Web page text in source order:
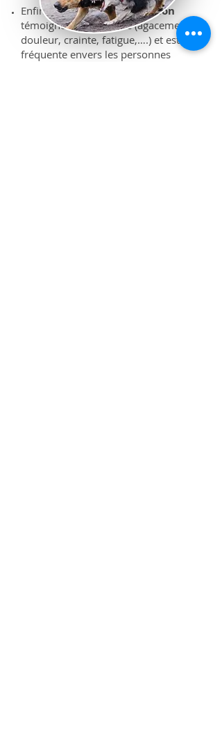
Enfin l’ agression par irritation
témoigne d’un mal être (agacement,
douleur, crainte, fatigue,….) et est
fréquente envers les personnes